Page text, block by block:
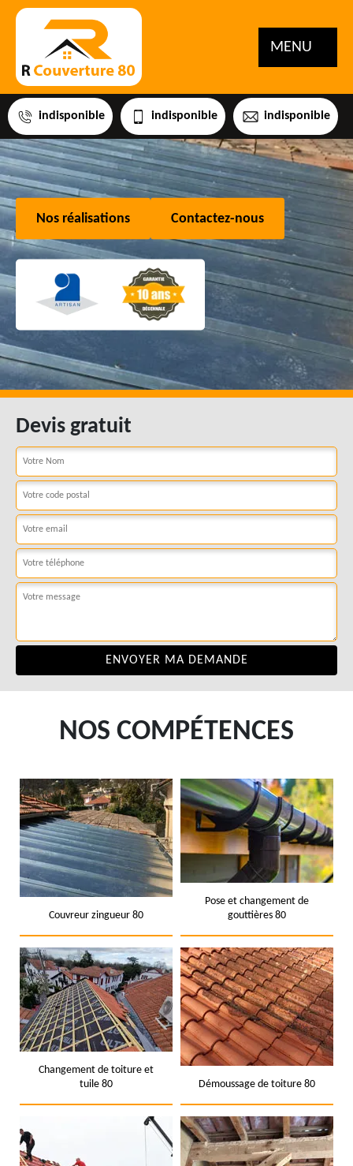
MENU
indisponible indisponible indisponible
Nos réalisations Contactez-nous
Devis gratuit
NOS COMPÉTENCES
Couvreur zingueur 80
Pose et changement de
gouttières 80
Changement de toiture et
tuile 80
Démoussage de toiture 80